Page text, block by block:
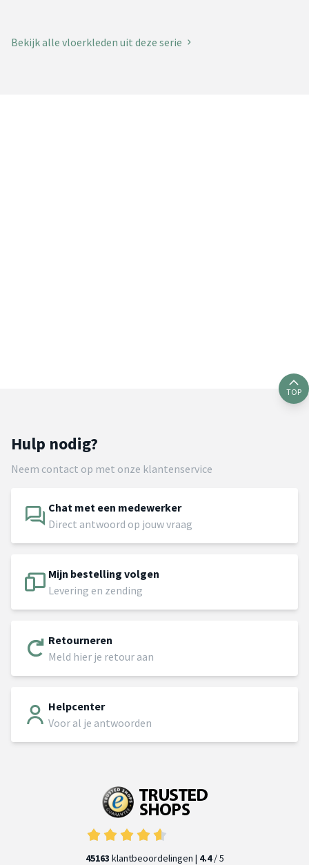
Bekijk alle vloerkleden uit deze serie
TOP
Hulp nodig?
Neem contact op met onze klantenservice
Chat met een medewerker
Direct antwoord op jouw vraag
Mijn bestelling volgen
Levering en zending
Retourneren
Meld hier je retour aan
Helpcenter
Voor al je antwoorden
45163 klantbeoordelingen | 4.4/ 5